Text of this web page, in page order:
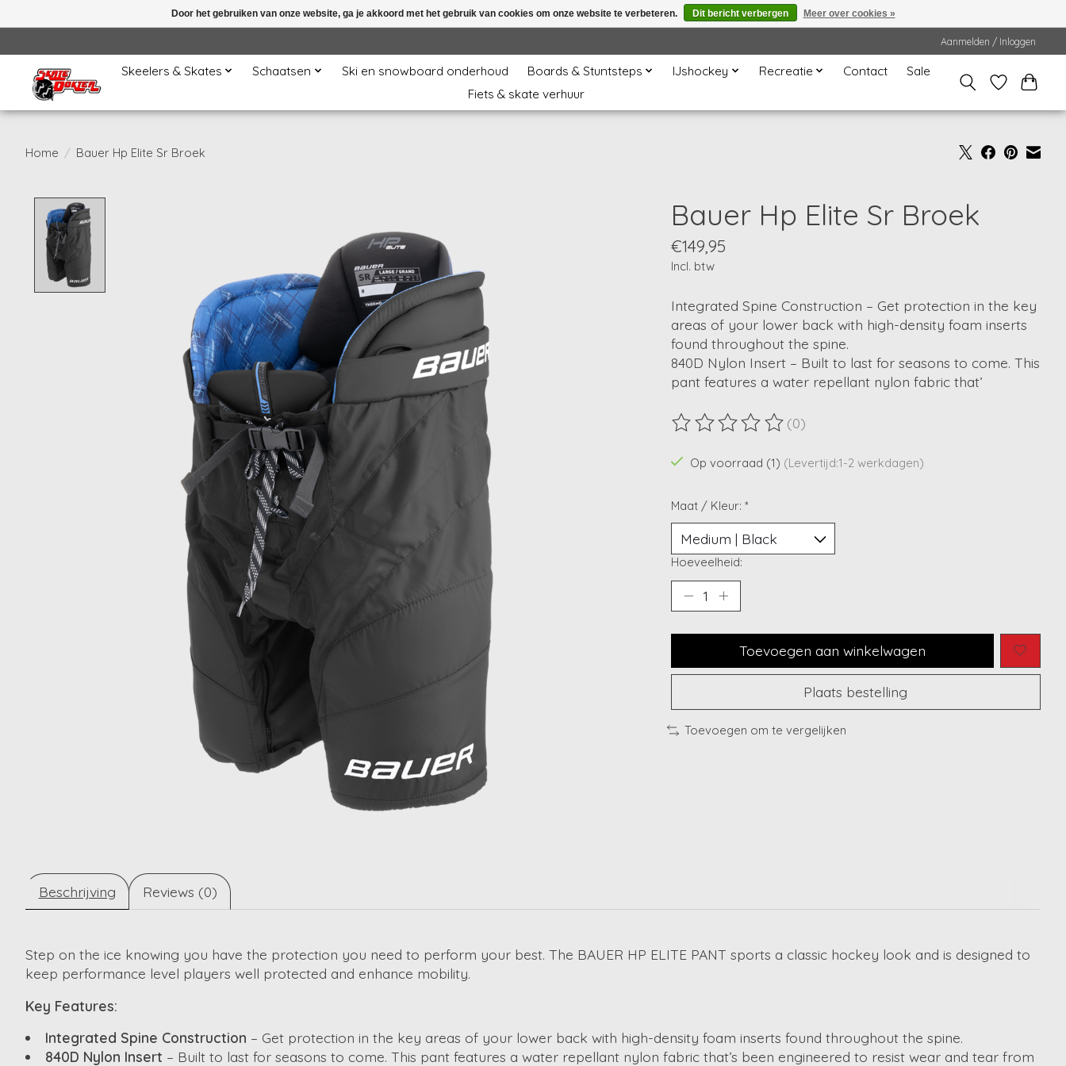
Aanmelden / Inloggen
Skeelers & Skates Schaatsen Ski en snowboard onderhoud Boards & Stuntsteps IJshockey Recreatie Contact
Sale
Fiets & skate verhuur
Home / Bauer Hp Elite Sr Broek
Bauer Hp Elite Sr Broek
€149,95
Incl. btw
Integrated Spine Construction – Get protection in the key
areas of your lower back with high-density foam inserts
found throughout the spine.
840D Nylon Insert – Built to last for seasons to come. This
pant features a water repellant nylon fabric that’
De beoordeling van dit product is
(0)
Op voorraad (1) (Levertijd:1-2 werkdagen)
Maat / Kleur: *
Hoeveelheid:
Toevoegen aan winkelwagen
Plaats bestelling
Toevoegen om te vergelijken
Beschrijving Reviews (0)
Step on the ice knowing you have the protection you need to perform your best. The BAUER HP ELITE PANT sports a classic hockey look and is designed to
keep performance level players well protected and enhance mobility.
Key Features:
Integrated Spine Construction – Get protection in the key areas of your lower back with high-density foam inserts found throughout the spine.
840D Nylon Insert – Built to last for seasons to come. This pant features a water repellant nylon fabric that’s been engineered to resist wear and tear from
Door het gebruiken van onze website, ga je akkoord met het gebruik van cookies om onze website te verbeteren. Dit bericht verbergen Meer over cookies »